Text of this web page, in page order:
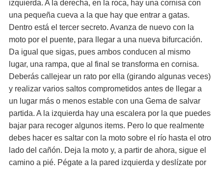
izquierda. A la derecha, en la roca, hay una cornisa con
una pequeña cueva a la que hay que entrar a gatas.
Dentro está el tercer secreto. Avanza de nuevo con la
moto por el puente, para llegar a una nueva bifurcación.
Da igual que sigas, pues ambos conducen al mismo
lugar, una rampa, que al final se transforma en cornisa.
Deberás callejear un rato por ella (girando algunas veces)
y realizar varios saltos comprometidos antes de llegar a
un lugar más o menos estable con una Gema de salvar
partida. A la izquierda hay una escalera por la que puedes
bajar para recoger algunos items. Pero lo que realmente
debes hacer es saltar con la moto sobre el río hasta el otro
lado del cañón. Deja la moto y, a partir de ahora, sigue el
camino a pié. Pégate a la pared izquierda y deslízate por